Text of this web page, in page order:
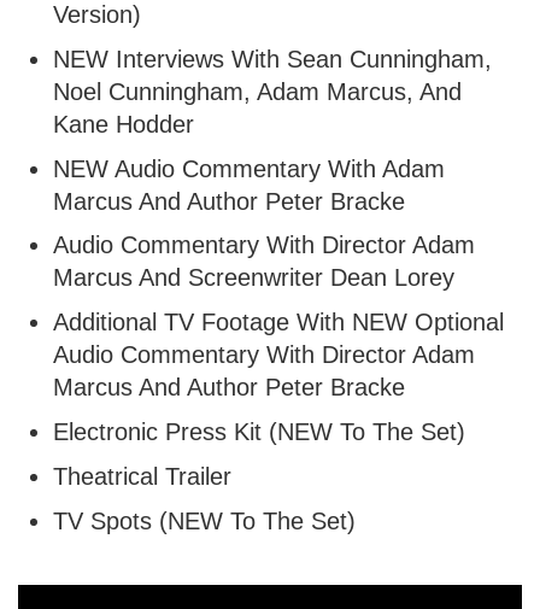
Version)
NEW Interviews With Sean Cunningham,
Noel Cunningham, Adam Marcus, And
Kane Hodder
NEW Audio Commentary With Adam
Marcus And Author Peter Bracke
Audio Commentary With Director Adam
Marcus And Screenwriter Dean Lorey
Additional TV Footage With NEW Optional
Audio Commentary With Director Adam
Marcus And Author Peter Bracke
Electronic Press Kit (NEW To The Set)
Theatrical Trailer
TV Spots (NEW To The Set)